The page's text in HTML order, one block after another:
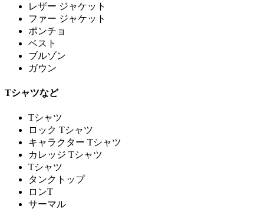
レザー ジャケット
ファー ジャケット
ポンチョ
ベスト
ブルゾン
ガウン
Tシャツなど
Tシャツ
ロック Tシャツ
キャラクター Tシャツ
カレッジ Tシャツ
Tシャツ
タンクトップ
ロンT
サーマル